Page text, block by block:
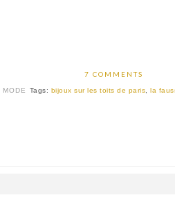
7 COMMENTS
MODE Tags: bijoux sur les toits de paris, la